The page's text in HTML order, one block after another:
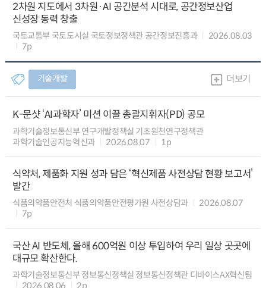
2차원 지도에서 3차원·AI 공간분석 시대로, 공간정보산업
신성장 동력 창출
국토교통부 국토도시실 국토정보정책관 공간정보진흥과
2026.08.03
7p
기술개발 더보기
K-문샷 ‘AI과학자’ 미션 이끌 총괄지휘자(PD) 공모
과학기술정보통신부 연구개발정책실 기초원천연구정책관
과학기술인공지능혁신과
2026.08.07 1p
식약처, 제품화 지원 성과 담은 ‘혁신제품 사전상담 현황 보고서’
발간
식품의약품안전처 식품의약품안전평가원 사전상담과
2026.08.07
7p
국산 AI 반도체, 올해 600억원 이상 투입하여 우리 일상 곳곳에
대규모 확산한다.
과학기술정보통신부 정보통신정책실 정보통신정책관 디바이스AX혁신팀
2026.08.06
2p